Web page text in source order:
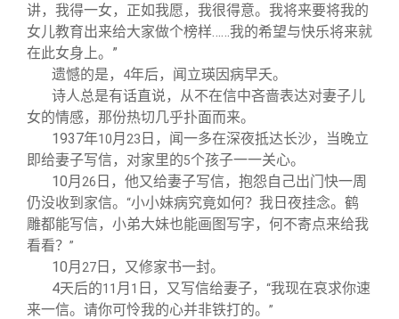
讲，我得一女，正如我愿，我很得意。我将来要将我的
女儿教育出来给大家做个榜样……我的希望与快乐将来就
在此女身上。”
遗憾的是，
4年后，闻立瑛因病早夭。
诗人总是有话直说，从不在信中吝啬表达对妻子儿
女的情感，那份热切几乎扑面而来。
1937年10月 23 日，闻一多在深夜抵达长沙，当晚立
即给妻子写信，对家里的5个孩子一一关心。
10月 26 日，他又给妻子写信，抱怨自己出门快一周
仍没收到家信。 “小小妹病究竟如何？我日夜挂念。鹤
雕都能写信，小弟大妹也能画图写字，何不寄点来给我
看看？ ”
10月 27 日，又修家书一封。
4天后的11 月 1 日，又写信给妻子， “我现在哀求你速
来一信。请你可怜我的心并非铁打的。 ”